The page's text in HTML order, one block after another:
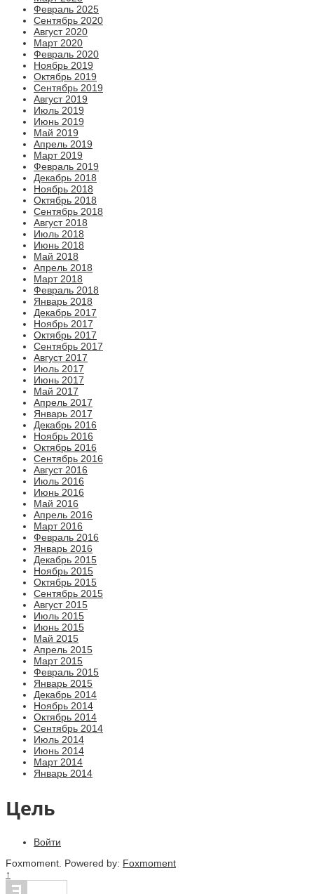
Февраль 2025
Сентябрь 2020
Август 2020
Март 2020
Февраль 2020
Ноябрь 2019
Октябрь 2019
Сентябрь 2019
Август 2019
Июль 2019
Июнь 2019
Май 2019
Апрель 2019
Март 2019
Февраль 2019
Декабрь 2018
Ноябрь 2018
Октябрь 2018
Сентябрь 2018
Август 2018
Июль 2018
Июнь 2018
Май 2018
Апрель 2018
Март 2018
Февраль 2018
Январь 2018
Декабрь 2017
Ноябрь 2017
Октябрь 2017
Сентябрь 2017
Август 2017
Июль 2017
Июнь 2017
Май 2017
Апрель 2017
Январь 2017
Декабрь 2016
Ноябрь 2016
Октябрь 2016
Сентябрь 2016
Август 2016
Июль 2016
Июнь 2016
Май 2016
Апрель 2016
Март 2016
Февраль 2016
Январь 2016
Декабрь 2015
Ноябрь 2015
Октябрь 2015
Сентябрь 2015
Август 2015
Июль 2015
Июнь 2015
Май 2015
Апрель 2015
Март 2015
Февраль 2015
Январь 2015
Декабрь 2014
Ноябрь 2014
Октябрь 2014
Сентябрь 2014
Июль 2014
Июнь 2014
Март 2014
Январь 2014
Цель
Войти
Foxmoment. Powered by: Foxmoment
↑